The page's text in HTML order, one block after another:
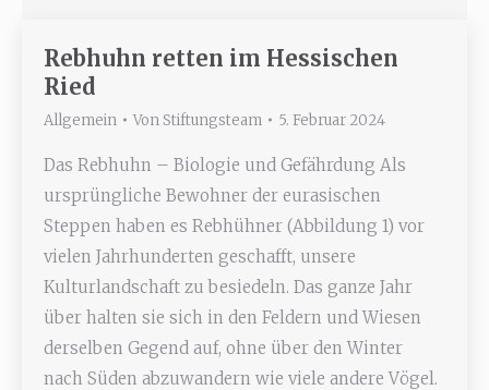
Rebhuhn retten im Hessischen
Ried
Allgemein Von Stiftungsteam 5. Februar 2024
Das Rebhuhn – Biologie und Gefährdung Als
ursprüngliche Bewohner der eurasischen
Steppen haben es Rebhühner (Abbildung 1) vor
vielen Jahrhunderten geschafft, unsere
Kulturlandschaft zu besiedeln. Das ganze Jahr
über halten sie sich in den Feldern und Wiesen
derselben Gegend auf, ohne über den Winter
nach Süden abzuwandern wie viele andere Vögel.